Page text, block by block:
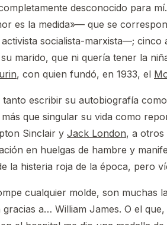
desconocido para
es la medida»— que se
socialista-marxista—;
marido, que ni quería tener la
, con quien fundó, en 1933, el
escribir su autobiografía
que singular su vida como
Sinclair y Jack London, a otros
en huelgas de hambre y
la histeria roja de la época, pero
cualquier molde, son muchas
a… William James. O el